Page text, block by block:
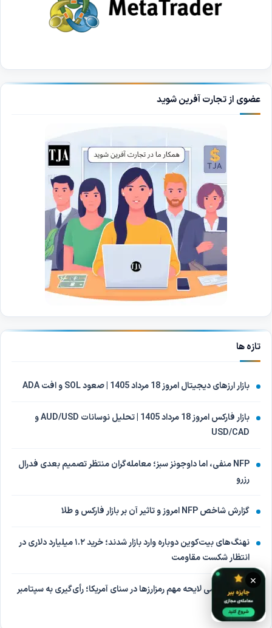
عضوی از تجارت آفرین شوید
تازه ها
بازار ارزهای دیجیتال امروز 18 مرداد 1405 | صعود SOL و افت ADA
بازار فارکس امروز 18 مرداد 1405 | تحلیل نوسانات AUD/USD و
USD/CAD
NFP منفی، اما داوجونز سبز؛ معامله‌گران منتظر تصمیم بعدی فدرال
رزرو
گزارش شاخص NFP امروز و تاثیر آن بر بازار فارکس و طلا
نهنگ‌های بیت‌کوین دوباره وارد بازار شدند؛ خرید ۱.۲ میلیارد دلاری در
انتظار شکست مقاومت
تعویق بررسی لایحه مهم رمزارزها در سنای آمریکا؛ رأی‌گیری به سپتامبر
موکول شد
×